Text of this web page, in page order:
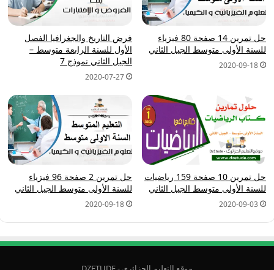
حل تمرين 14 صفحة 80 فيزياء
للسنة الأولى متوسط الجيل الثاني
2020-09-18
فرض التاريخ والجغرافيا الفصل
الأول للسنة الرابعة متوسط –
الجيل الثاني نموذج 7
2020-07-27
حل تمرين 10 صفحة 159 رياضيات
للسنة الأولى متوسط الجيل الثاني
2020-09-03
حل تمرين 2 صفحة 96 فيزياء
للسنة الأولى متوسط الجيل الثاني
2020-09-18